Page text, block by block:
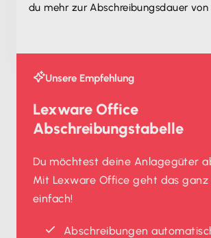
du mehr zur Abschreibungsdauer von
Unsere Empfehlung
Lexware Office
Abschreibungstabelle
Du möchtest deine Anlagegüter
Mit Lexware Office geht das ganz
einfach!
Abschreibungen